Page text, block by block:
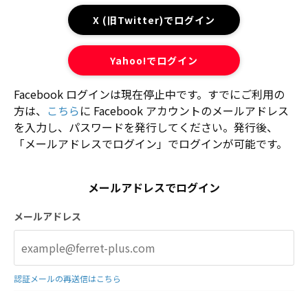
X (旧Twitter)でログイン
Yahoo!でログイン
Facebook ログインは現在停止中です。すでにご利用の
方は、 こちらに Facebook アカウントのメールアドレス
を入力し、パスワードを発行してください。発行後、
「メールアドレスでログイン」でログインが可能です。
メールアドレスでログイン
メールアドレス
認証メールの再送信はこちら